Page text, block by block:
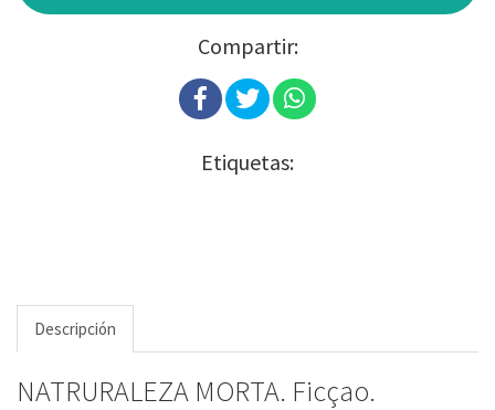
Compartir:
Etiquetas:
Descripción
NATRURALEZA MORTA. Ficçao.